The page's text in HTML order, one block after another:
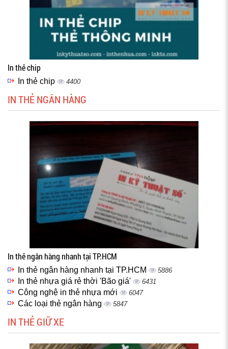
In thẻ chip
In thẻ chip 4400
IN THẺ NGÂN HÀNG
In thẻ ngân hàng nhanh tại TP.HCM
In thẻ ngân hàng nhanh tại TP.HCM 5886
In thẻ nhựa giá rẻ thời 'Bão giá' 6431
Công nghệ in thẻ nhựa mới 6047
Các loại thẻ ngân hàng 5847
IN THẺ GIỮ XE